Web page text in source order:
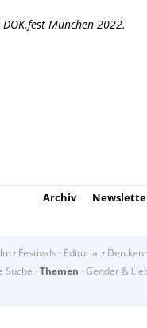
München 2022.
Archiv
· Festivals · Editorial · Den
Suche · Themen · Gender &